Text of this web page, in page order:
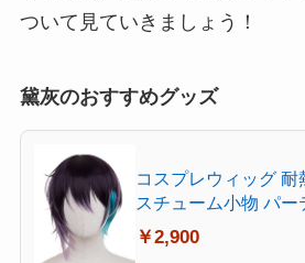
ついて見ていきましょう！
黛灰のおすすめグッズ
コスプレウィッグ 耐
スチューム小物 パー
装 コスチュム ウィ
（まゆずみ かい）)
￥2,900